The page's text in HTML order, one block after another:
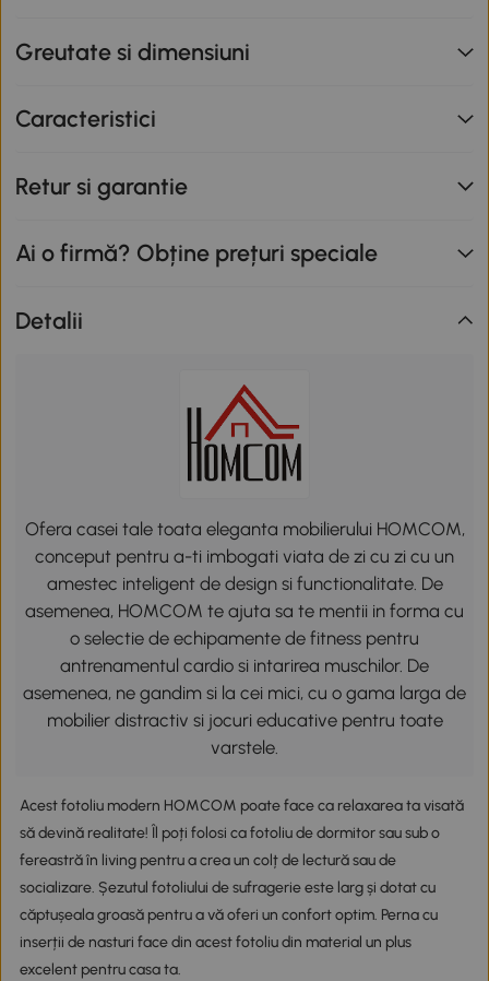
Greutate si dimensiuni
Caracteristici
Retur si garantie
Ai o firmă? Obține prețuri speciale
Detalii
Ofera casei tale toata eleganta mobilierului HOMCOM,
conceput pentru a-ti imbogati viata de zi cu zi cu un
amestec inteligent de design si functionalitate. De
asemenea, HOMCOM te ajuta sa te mentii in forma cu
o selectie de echipamente de fitness pentru
antrenamentul cardio si intarirea muschilor. De
asemenea, ne gandim si la cei mici, cu o gama larga de
mobilier distractiv si jocuri educative pentru toate
varstele.
Acest fotoliu modern HOMCOM poate face ca relaxarea ta visată
să devină realitate! Îl poți folosi ca fotoliu de dormitor sau sub o
fereastră în living pentru a crea un colț de lectură sau de
socializare. Șezutul fotoliului de sufragerie este larg și dotat cu
căptușeala groasă pentru a vă oferi un confort optim. Perna cu
inserții de nasturi face din acest fotoliu din material un plus
excelent pentru casa ta.